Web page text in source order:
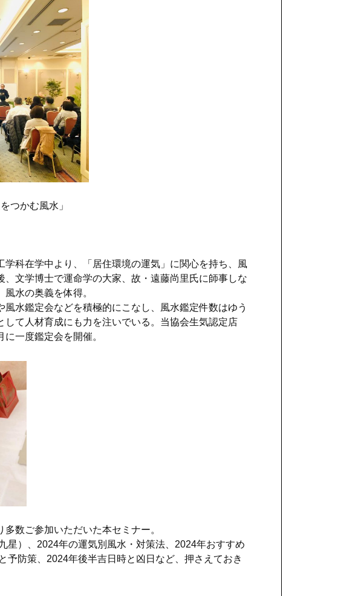
つかむ風水」
科在学中より、「居住環境の運気」に関心を持ち、風
文学博士で運命学の大家、故・遠藤尚里氏に師事しな
水の奥義を体得。
水鑑定会などを積極的にこなし、風水鑑定件数はゆう
して人材育成にも力を注いでいる。当協会生気認定店
に一度鑑定会を開催。
数ご参加いただいた本セミナー。
星）、2024年の運気別風水・対策法、2024年おすすめ
予防策、2024年後半吉日時と凶日など、押さえておき